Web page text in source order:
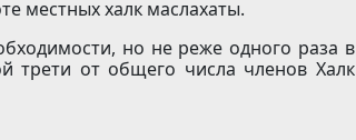
местных халк маслахаты.
но не реже одного раза в
трети от общего числа членов Халк